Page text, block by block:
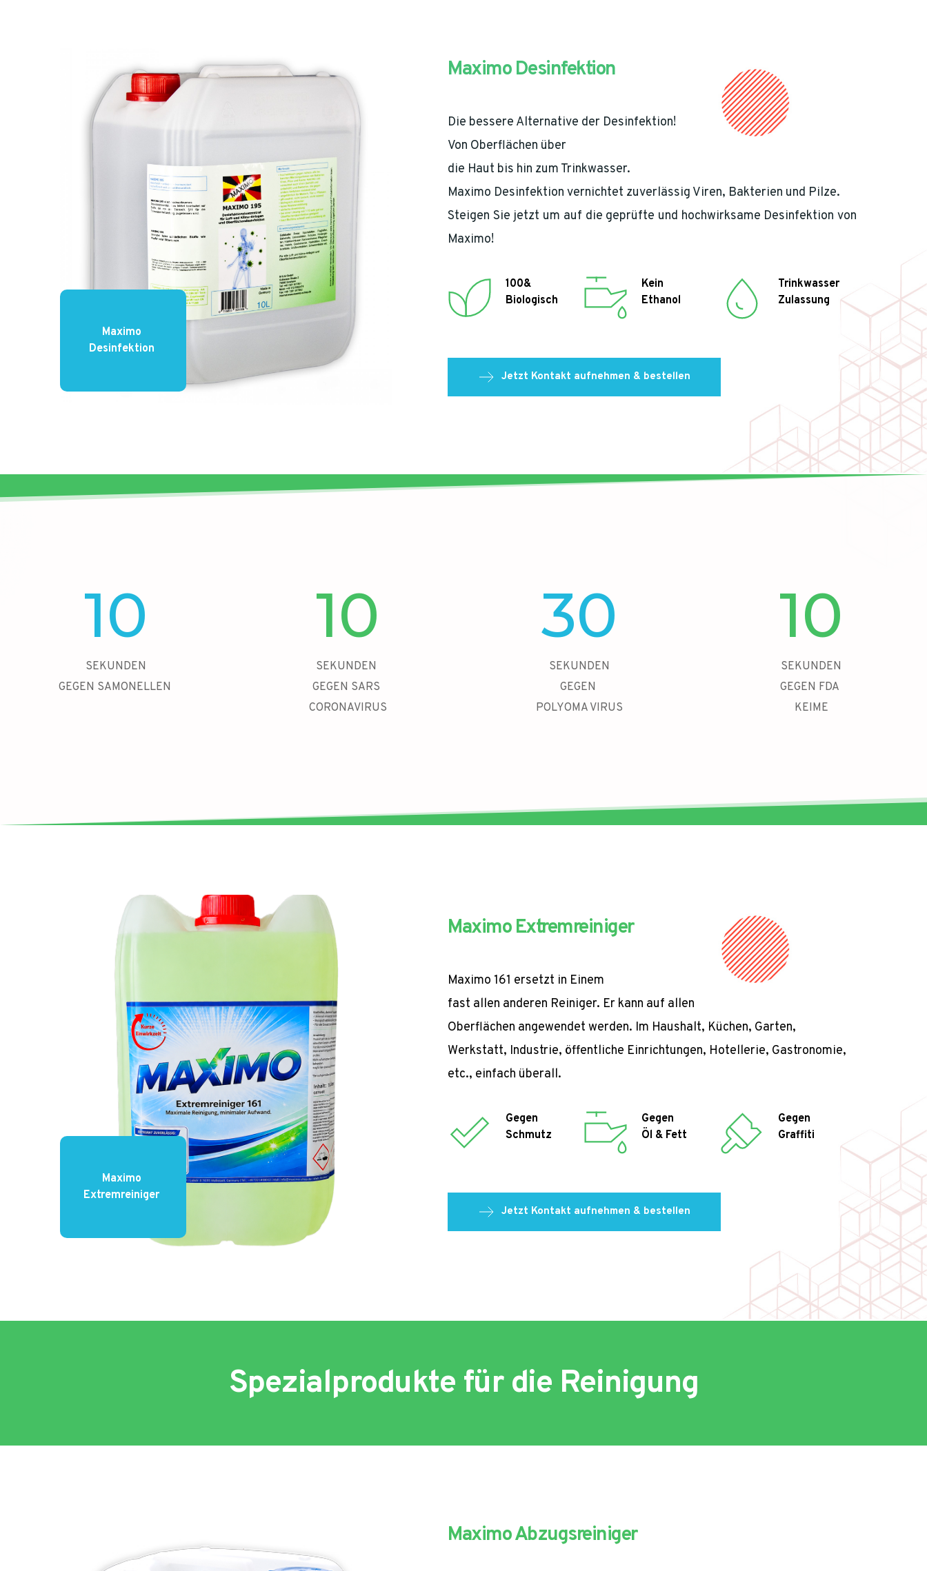
Maximo
Desinfektion
Maximo Desinfektion
Die bessere Alternative der Desinfektion!
Von Oberflächen über
die Haut bis hin zum Trinkwasser.
Maximo Desinfektion vernichtet zuverlässig Viren, Bakterien und Pilze.
Steigen Sie jetzt um auf die geprüfte und hochwirksame Desinfektion von
Maximo!
100&
Biologisch
Kein
Ethanol
Trinkwasser
Zulassung
Jetzt Kontakt aufnehmen & bestellen
10
SEKUNDEN
10
SEKUNDEN
GEGEN SARS
CORONAVIRUS
30
SEKUNDEN
GEGEN
POLYOMA VIRUS
10
SEKUNDEN
GEGEN FDA
KEIME
Maximo
Extremreiniger
Maximo Extremreiniger
Maximo 161 ersetzt in Einem
fast allen anderen Reiniger. Er kann auf allen
Oberflächen angewendet werden. Im Haushalt, Küchen, Garten,
Werkstatt, Industrie, öffentliche Einrichtungen, Hotellerie, Gastronomie,
etc., einfach überall.
Gegen
Schmutz
Gegen
Öl & Fett
Gegen
Graffiti
Jetzt Kontakt aufnehmen & bestellen
Spezialprodukte für die Reinigung
Maximo Abzugsreiniger